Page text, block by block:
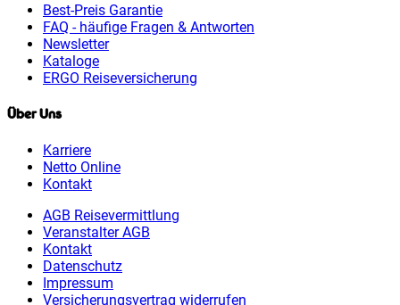
Best-Preis Garantie
FAQ - häufige Fragen & Antworten
Newsletter
Kataloge
ERGO Reiseversicherung
Über Uns
Karriere
Netto Online
Kontakt
AGB Reisevermittlung
Veranstalter AGB
Kontakt
Datenschutz
Impressum
Versicherungsvertrag widerrufen